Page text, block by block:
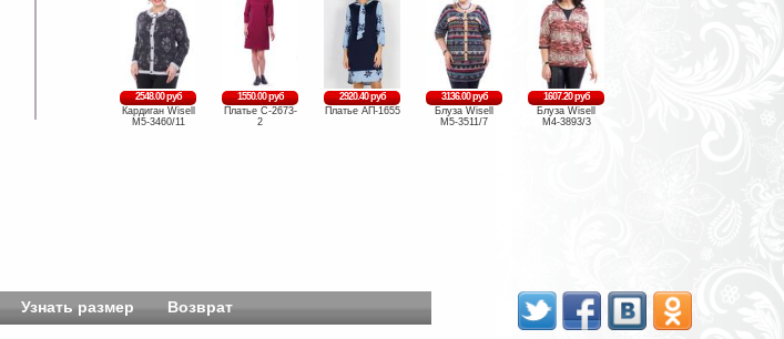
2548.00 руб
Кардиган Wisell
М5-3460/11
1550.00 руб
Платье C-2673-
2
2920.40 руб
Платье АП-1655
3136.00 руб
Блуза Wisell
М5-3511/7
1607.20 руб
Блуза Wisell
М4-3893/3
Узнать размер Возврат